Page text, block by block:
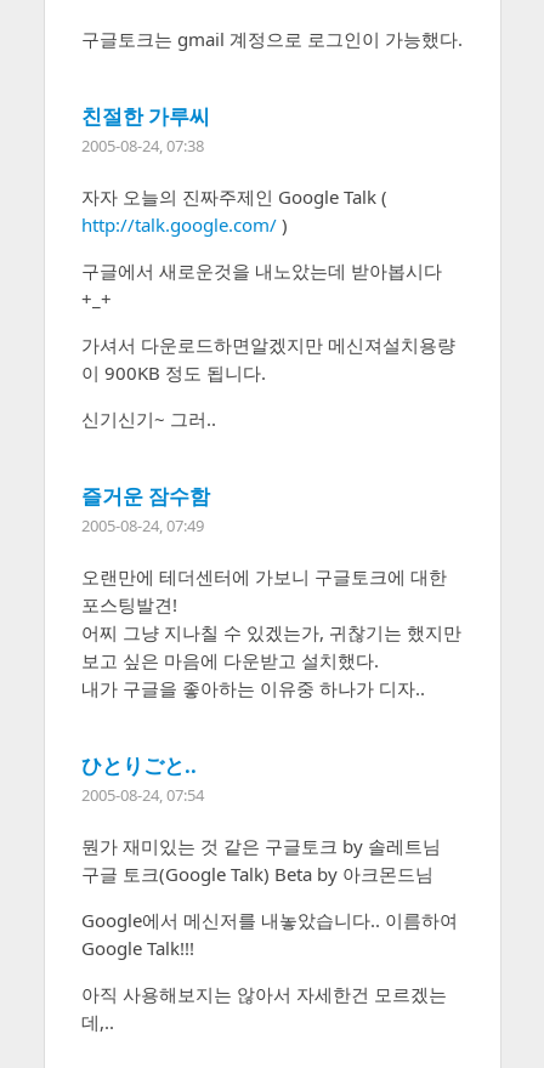
구글토크는 gmail 계정으로 로그인이 가능했다.
친절한 가루씨
2005-08-24, 07:38
자자 오늘의 진짜주제인 Google Talk (
http://talk.google.com/)
구글에서 새로운것을 내노았는데 받아봅시다
+_+
가셔서 다운로드하면알겠지만 메신져설치용량
이 900KB 정도 됩니다.
신기신기~ 그러..
즐거운 잠수함
2005-08-24, 07:49
오랜만에 테더센터에 가보니 구글토크에 대한
포스팅발견!
어찌 그냥 지나칠 수 있겠는가, 귀찮기는 했지만
보고 싶은 마음에 다운받고 설치했다.
내가 구글을 좋아하는 이유중 하나가 디자..
ひとりごと..
2005-08-24, 07:54
뭔가 재미있는 것 같은 구글토크 by 솔레트님
구글 토크(Google Talk) Beta by 아크몬드님
Google에서 메신저를 내놓았습니다.. 이름하여
Google Talk!!!
아직 사용해보지는 않아서 자세한건 모르겠는
데,..